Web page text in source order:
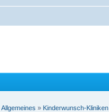
Allgemeines » Kinderwunsch-Kliniken